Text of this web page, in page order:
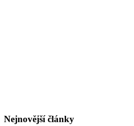
Nejnovější články